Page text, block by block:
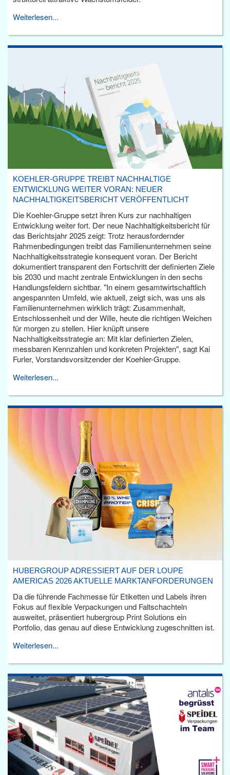
Weiterlesen...
KOEHLER-GRUPPE TREIBT NACHHALTIGE
ENTWICKLUNG WEITER VORAN: NEUER
NACHHALTIGKEITSBERICHT VERÖFFENTLICHT
Die Koehler-Gruppe setzt ihren Kurs zur nachhaltigen
Entwicklung weiter fort. Der neue Nachhaltigkeitsbericht für
das Berichtsjahr 2025 zeigt: Trotz herausfordernder
Rahmenbedingungen treibt das Familienunternehmen seine
Nachhaltigkeitsstrategie konsequent voran. Der Bericht
dokumentiert transparent den Fortschritt der definierten Ziele
bis 2030 und macht zentrale Entwicklungen in den sechs
Handlungsfeldern sichtbar. "In einem gesamtwirtschaftlich
angespannten Umfeld, wie aktuell, zeigt sich, was uns als
Familienunternehmen wirklich trägt: Zusammenhalt,
Entschlossenheit und der Wille, heute die richtigen Weichen
für morgen zu stellen. Hier knüpft unsere
Nachhaltigkeitsstrategie an: Mit klar definierten Zielen,
messbaren Kennzahlen und konkreten Projekten", sagt Kai
Furler, Vorstandsvorsitzender der Koehler-Gruppe.
Weiterlesen...
HUBERGROUP ADRESSIERT AUF DER LOUPE
AMERICAS 2026 AKTUELLE MARKTANFORDERUNGEN
Da die führende Fachmesse für Etiketten und Labels ihren
Fokus auf flexible Verpackungen und Faltschachteln
ausweitet, präsentiert hubergroup Print Solutions ein
Portfolio, das genau auf diese Entwicklung zugeschnitten ist.
Weiterlesen...